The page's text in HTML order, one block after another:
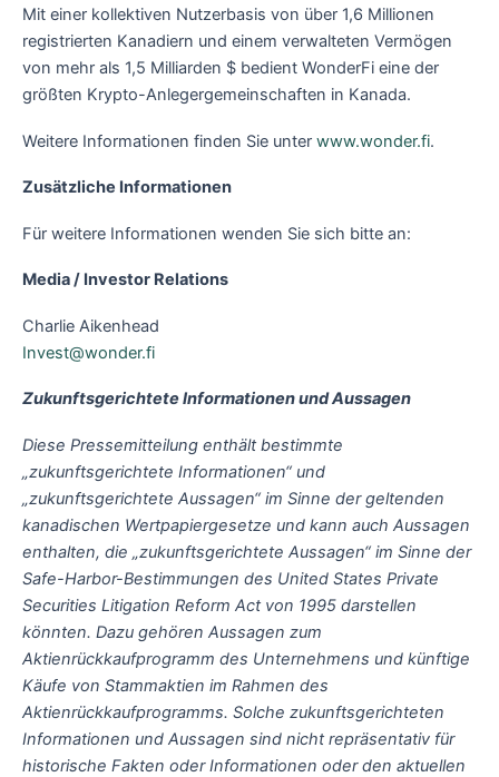
Mit einer kollektiven Nutzerbasis von über 1,6 Millionen
registrierten Kanadiern und einem verwalteten Vermögen
von mehr als 1,5 Milliarden $ bedient WonderFi eine der
größten Krypto-Anlegergemeinschaften in Kanada.
Weitere Informationen finden Sie unter www.wonder.fi.
Zusätzliche Informationen
Für weitere Informationen wenden Sie sich bitte an:
Media / Investor Relations
Charlie Aikenhead
Invest@wonder.fi
Zukunftsgerichtete Informationen und Aussagen
Diese Pressemitteilung enthält bestimmte
„zukunftsgerichtete Informationen“ und
„zukunftsgerichtete Aussagen“ im Sinne der geltenden
kanadischen Wertpapiergesetze und kann auch Aussagen
enthalten, die „zukunftsgerichtete Aussagen“ im Sinne der
Safe-Harbor-Bestimmungen des United States Private
Securities Litigation Reform Act von 1995 darstellen
könnten. Dazu gehören Aussagen zum
Aktienrückkaufprogramm des Unternehmens und künftige
Käufe von Stammaktien im Rahmen des
Aktienrückkaufprogramms. Solche zukunftsgerichteten
Informationen und Aussagen sind nicht repräsentativ für
historische Fakten oder Informationen oder den aktuellen